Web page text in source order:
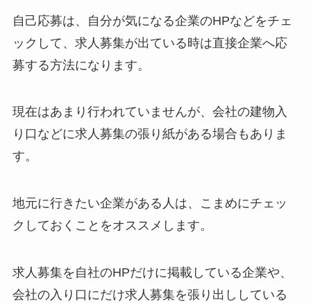
自己応募は、自分が気になる企業のHPなどをチェ
ックして、求人募集が出ている時は直接企業へ応
募する方法になります。
現在はあまり行われていませんが、会社の建物入
り口などに求人募集の張り紙がある場合もありま
す。
地元に行きたい企業がある人は、こまめにチェッ
クしておくことをオススメします。
求人募集を自社のHPだけに掲載している企業や、
会社の入り口にだけ求人募集を張り出ししている